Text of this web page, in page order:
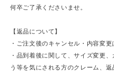
何卒ご了承くださいませ。
【返品について】
・ご注文後のキャンセル・内容変更
・品到着後に関して、サイズ変更
う等を気にされる方のクレーム、